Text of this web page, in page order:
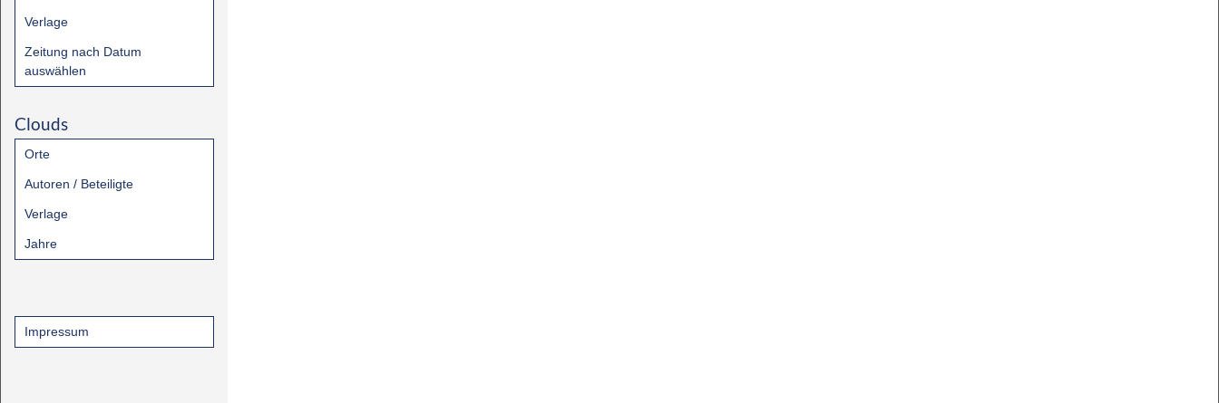
Verlage
Zeitung nach Datum
auswählen
Clouds
Orte
Autoren / Beteiligte
Verlage
Jahre
Impressum